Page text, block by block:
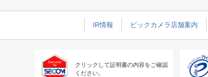
IR情報 ビックカメラ店舗案内
クリックして証明書の内容をご確認
ください。